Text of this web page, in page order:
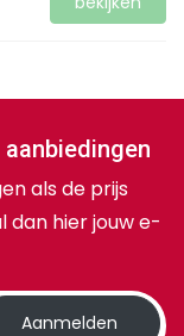
als de prijs
dan hier jouw e-
Aanmelden